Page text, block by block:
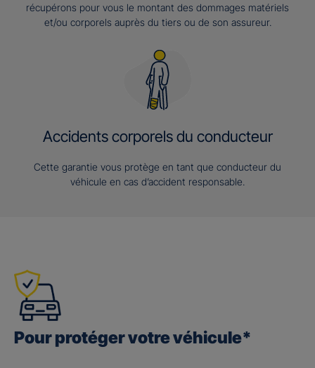
récupérons pour vous le montant des dommages matériels
et/ou corporels auprès du tiers ou de son assureur.
Accidents corporels du conducteur
Cette garantie vous protège en tant que conducteur du
véhicule en cas d’accident responsable.
Pour protéger votre véhicule*